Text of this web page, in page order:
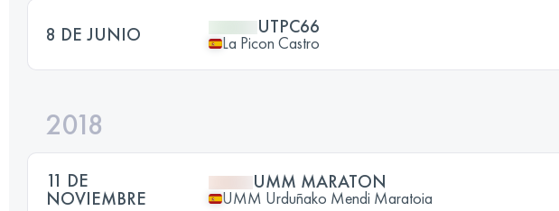
8 DE JUNIO UTPC66
La Picon Castro
2018
11 DE
NOVIEMBRE
UMM MARATON
UMM Urduñako Mendi Maratoia